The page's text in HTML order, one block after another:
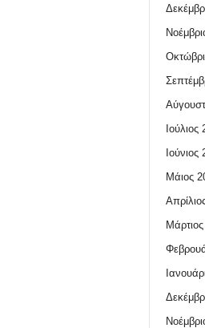
Ιούλιος
Ιούνιος
Μάιος